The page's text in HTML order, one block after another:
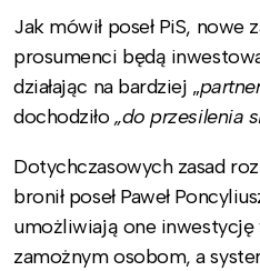
Jak mówił poseł PiS, nowe
prosumenci będą
działając na bardziej „
dochodziło„do przesilenia
Dotychczasowych zasad
bronił poseł Paweł
umożliwiają one
zamożnym osobom, a